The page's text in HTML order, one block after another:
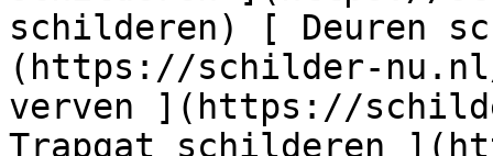
schilderen) [ Deuren
(https://schilder-
verven ](https://
Trapgat schilderen